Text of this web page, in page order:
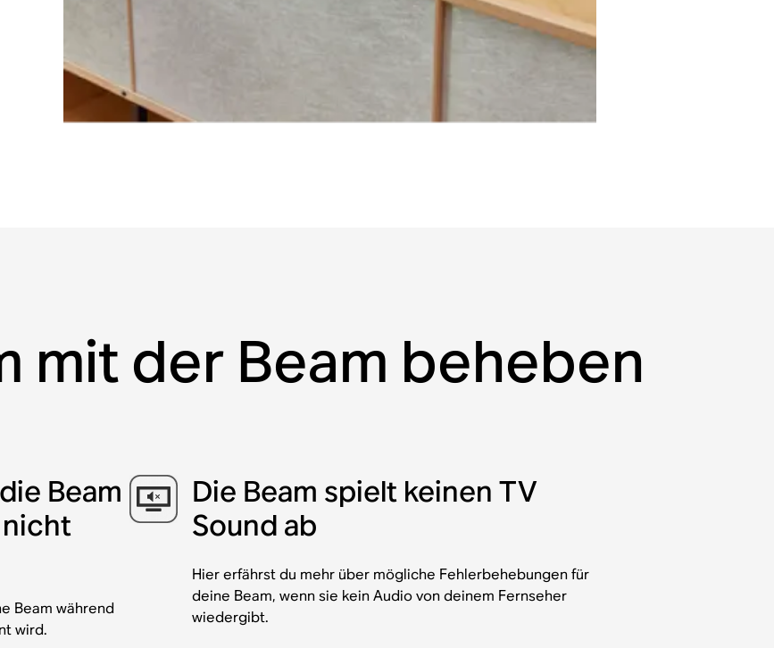
mit der Beam beheben
Beam
Beam während
wird.
Die Beam spielt keinen TV
Sound ab
Hier erfährst du mehr über mögliche Fehlerbehebungen für
deine Beam, wenn sie kein Audio von deinem Fernseher
wiedergibt.